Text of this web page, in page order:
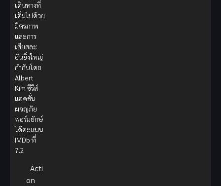
เดินทางที่
เต็มไปด้วย
มิตรภาพ
และการ
เสียสละ
อันยิ่งใหญ่
กำกับโดย
Albert
Kim ซีรีส์
แอคชั่น
ผจญภัย
ฟอร์มยักษ์
ได้คะแนน
IMDb ที่
7.2
Acti
on